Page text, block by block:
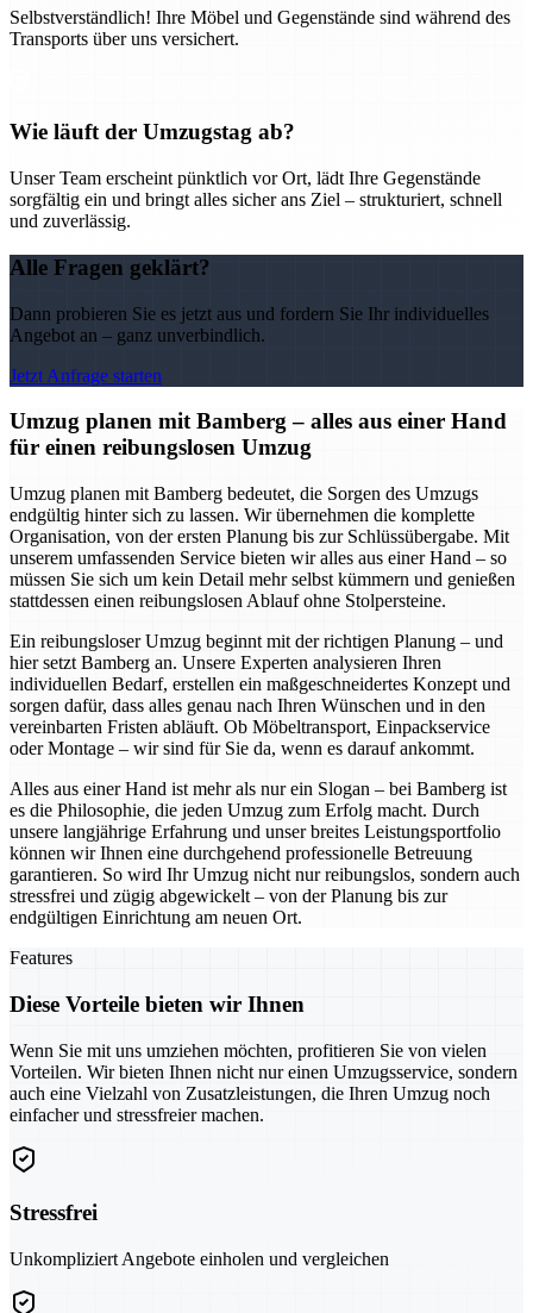
Selbstverständlich! Ihre Möbel und Gegenstände sind während des
Transports über uns versichert.
Wie läuft der Umzugstag ab?
Unser Team erscheint pünktlich vor Ort, lädt Ihre Gegenstände
sorgfältig ein und bringt alles sicher ans Ziel – strukturiert, schnell
und zuverlässig.
Alle Fragen geklärt?
Dann probieren Sie es jetzt aus und fordern Sie Ihr individuelles
Angebot an – ganz unverbindlich.
Jetzt Anfrage starten
Umzug planen mit Bamberg – alles aus einer Hand
für einen reibungslosen Umzug
Umzug planen mit Bamberg bedeutet, die Sorgen des Umzugs
endgültig hinter sich zu lassen. Wir übernehmen die komplette
Organisation, von der ersten Planung bis zur Schlüssübergabe. Mit
unserem umfassenden Service bieten wir alles aus einer Hand – so
müssen Sie sich um kein Detail mehr selbst kümmern und genießen
stattdessen einen reibungslosen Ablauf ohne Stolpersteine.
Ein reibungsloser Umzug beginnt mit der richtigen Planung – und
hier setzt Bamberg an. Unsere Experten analysieren Ihren
individuellen Bedarf, erstellen ein maßgeschneidertes Konzept und
sorgen dafür, dass alles genau nach Ihren Wünschen und in den
vereinbarten Fristen abläuft. Ob Möbeltransport, Einpackservice
oder Montage – wir sind für Sie da, wenn es darauf ankommt.
Alles aus einer Hand ist mehr als nur ein Slogan – bei Bamberg ist
es die Philosophie, die jeden Umzug zum Erfolg macht. Durch
unsere langjährige Erfahrung und unser breites Leistungsportfolio
können wir Ihnen eine durchgehend professionelle Betreuung
garantieren. So wird Ihr Umzug nicht nur reibungslos, sondern auch
stressfrei und zügig abgewickelt – von der Planung bis zur
endgültigen Einrichtung am neuen Ort.
Features
Diese Vorteile bieten wir Ihnen
Wenn Sie mit uns umziehen möchten, profitieren Sie von vielen
Vorteilen. Wir bieten Ihnen nicht nur einen Umzugsservice, sondern
auch eine Vielzahl von Zusatzleistungen, die Ihren Umzug noch
einfacher und stressfreier machen.
Stressfrei
Unkompliziert Angebote einholen und vergleichen